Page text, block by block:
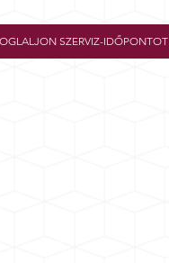
SZERVIZ-IDŐPONTOT